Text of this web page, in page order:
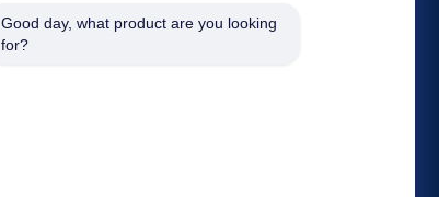
Permintaan Penawaran
Good day, what product are you looking
for?